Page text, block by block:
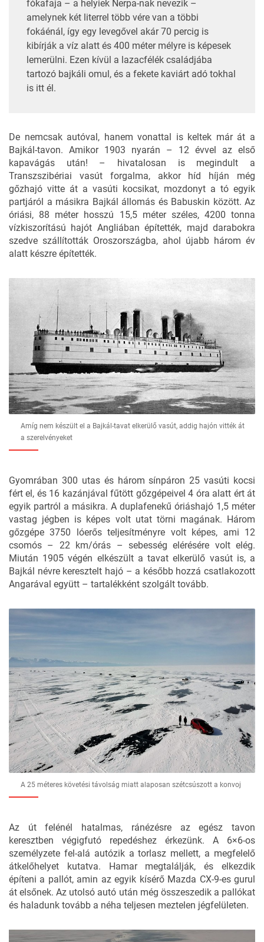
fókafaja – a helyiek Nerpa-nak nevezik –
amelynek két literrel több vére van a többi
fokáénál, így egy levegővel akár 70 percig is
kibírják a víz alatt és 400 méter mélyre is képesek
lemerülni. Ezen kívül a lazacfélék családjába
tartozó bajkáli omul, és a fekete kaviárt adó tokhal
is itt él.
De nemcsak autóval, hanem vonattal is keltek már át a
Bajkál-tavon. Amikor 1903 nyarán – 12 évvel az első
kapavágás után! – hivatalosan is megindult a
Transzszibériai vasút forgalma, akkor híd híján még
gőzhajó vitte át a vasúti kocsikat, mozdonyt a tó egyik
partjáról a másikra Bajkál állomás és Babuskin között. Az
óriási, 88 méter hosszú 15,5 méter széles, 4200 tonna
vízkiszorítású hajót Angliában építették, majd darabokra
szedve szállították Oroszországba, ahol újabb három év
alatt készre építették.
Amíg nem készült el a Bajkál-tavat elkerülő vasút, addig hajón vitték át
a szerelvényeket
Gyomrában 300 utas és három sínpáron 25 vasúti kocsi
fért el, és 16 kazánjával fűtött gőzgépeivel 4 óra alatt ért át
egyik partról a másikra. A duplafenekű óriáshajó 1,5 méter
vastag jégben is képes volt utat törni magának. Három
gőzgépe 3750 lóerős teljesítményre volt képes, ami 12
csomós – 22 km/órás – sebesség elérésére volt elég.
Miután 1905 végén elkészült a tavat elkerülő vasút is, a
Bajkál névre keresztelt hajó – a később hozzá csatlakozott
Angarával együtt – tartalékként szolgált tovább.
A 25 méteres követési távolság miatt alaposan szétcsúszott a konvoj
Az út felénél hatalmas, ránézésre az egész tavon
keresztben végigfutó repedéshez érkezünk. A 6×6-os
személyzete fel-alá autózik a torlasz mellett, a megfelelő
átkelőhelyet kutatva. Hamar megtalálják, és elkezdik
építeni a pallót, amin az egyik kísérő Mazda CX-9-esgurul
át elsőnek. Az utolsó autó után még összeszedik a pallókat
és haladunk tovább a néha teljesen meztelen jégfelületen.